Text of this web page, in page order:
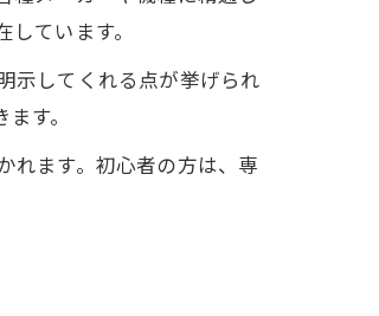
ています。
示してくれる点が挙げられ
す。
れます。初心者の方は、専